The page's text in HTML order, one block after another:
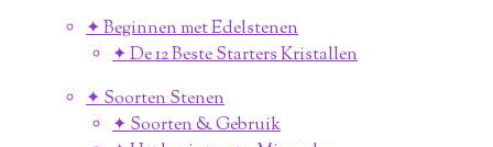
✦ Beginnen met Edelstenen
✦ De 12 Beste Starters Kristallen
✦ Soorten Stenen
✦ Soorten & Gebruik